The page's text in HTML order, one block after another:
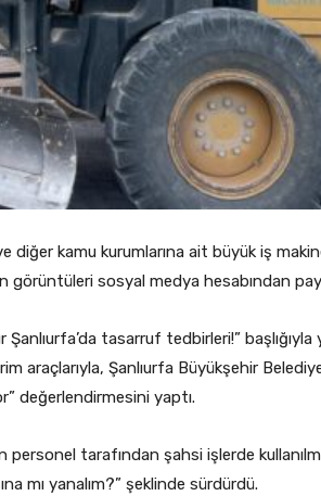
diğer kamu kurumlarına ait büyük iş
görüntüleri sosyal medya hesabından
tasarruf tedbirleri!”
araçlarıyla, Şanlıurfa Büyükşehir
değerlendirmesini yaptı.
tarafından şahsi işlerde
mı yanalım?” şeklinde sürdürdü.